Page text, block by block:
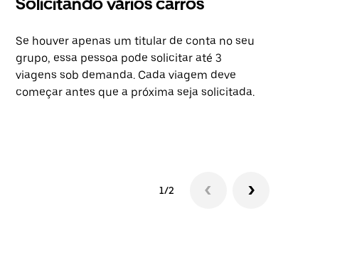
Solicitando vários carros
Se houver apenas um titular de conta no seu
grupo, essa pessoa pode solicitar até 3
viagens sob demanda. Cada viagem deve
começar antes que a próxima seja solicitada.
1/2